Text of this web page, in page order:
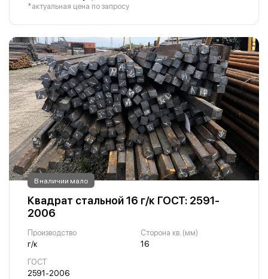
*актуальная цена по запросу
В наличии мало
Квадрат стальной 16 г/к ГОСТ: 2591-
2006
Производство
г/к
Сторона кв. (мм)
16
ГОСТ
2591-2006